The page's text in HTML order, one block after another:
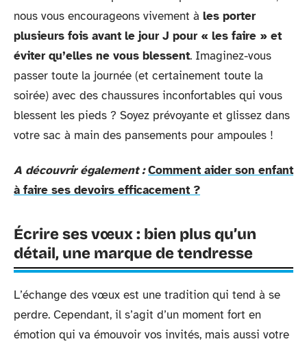
nous vous encourageons vivement à les porter
plusieurs fois avant le jour J pour « les faire » et
éviter qu’elles ne vous blessent. Imaginez-vous
passer toute la journée (et certainement toute la
soirée) avec des chaussures inconfortables qui vous
blessent les pieds ? Soyez prévoyante et glissez dans
votre sac à main des pansements pour ampoules !
A découvrir également : Comment aider son enfant
à faire ses devoirs efficacement ?
Écrire ses vœux : bien plus qu’un
détail, une marque de tendresse
L’échange des vœux est une tradition qui tend à se
perdre. Cependant, il s’agit d’un moment fort en
émotion qui va émouvoir vos invités, mais aussi votre